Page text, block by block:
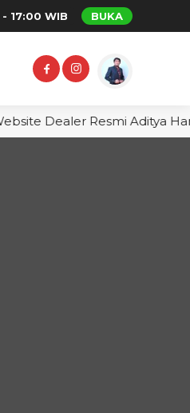
17:00 WIB BUKA
Dealer Resmi Aditya